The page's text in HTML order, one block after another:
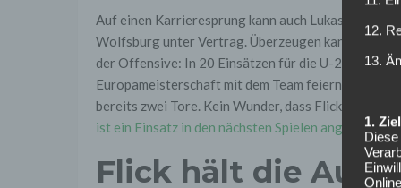
Auf einen Karrieresprung kann auch Lukas
Wolfsburg unter Vertrag. Überzeugen kann der
der Offensive: In 20 Einsätzen für die U-21 erzielte
Europameisterschaft mit dem Team feiern. Und
bereits zwei Tore. Kein Wunder, dass Flick den
ist ein Einsatz in den nächsten Spielen angedacht.
Flick hält die
12.
13.
1.